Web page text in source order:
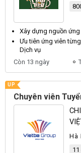
Xây dựng nguồn ứng
Ưu tiên ứng viên
Dịch vụ
Còn 13 ngày
UP
Chuyên viên
Hà
11